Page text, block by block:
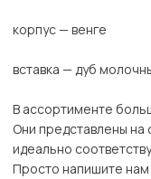
корпус — венге
вставка — дуб
В ассортименте
Они представлены
идеально
Просто напишите нам